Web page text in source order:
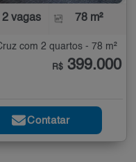
2 vagas 78 m²
com 2 quartos - 78 m²
R$ 399.000
Contatar